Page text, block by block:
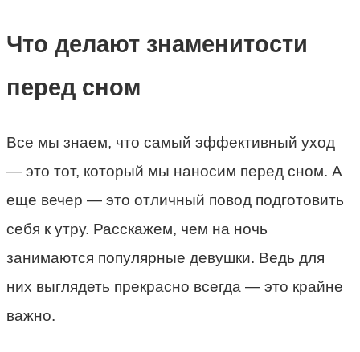
Что делают знаменитости
перед сном
Все мы знаем, что самый эффективный уход
— это тот, который мы наносим перед сном. А
еще вечер — это отличный повод подготовить
себя к утру. Расскажем, чем на ночь
занимаются популярные девушки. Ведь для
них выглядеть прекрасно всегда — это крайне
важно.